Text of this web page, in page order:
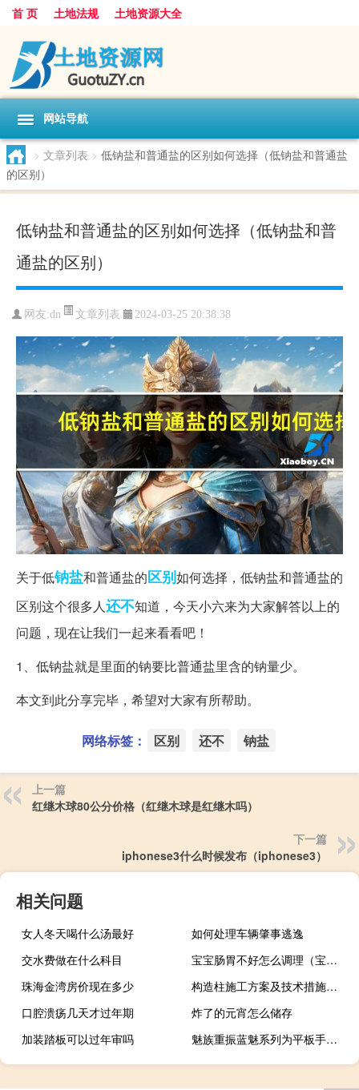
首 页 土地法规 土地资源大全
网站导航
> 文章列表 > 低钠盐和普通盐的区别如何选择（低钠盐和普通盐
的区别）
低钠盐和普通盐的区别如何选择（低钠盐和普
通盐的区别）
网友:dn 文章列表 2024-03-25 20:38:38
关于低钠盐和普通盐的区别如何选择，低钠盐和普通盐的
区别这个很多人还不知道，今天小六来为大家解答以上的
问题，现在让我们一起来看看吧！
1、低钠盐就是里面的钠要比普通盐里含的钠量少。
本文到此分享完毕，希望对大家有所帮助。
网络标签： 区别 还不 钠盐
上一篇
红继木球80公分价格（红继木球是红继木吗）
下一篇
iphonese3什么时候发布（iphonese3）
相关问题
女人冬天喝什么汤最好
如何处理车辆肇事逃逸
交水费做在什么科目
宝宝肠胃不好怎么调理（宝宝肠胃不好怎么调理）
珠海金湾房价现在多少
构造柱施工方案及技术措施（构造柱施工工艺流程）
口腔溃疡几天才过年期
炸了的元宵怎么储存
加装踏板可以过年审吗
魅族重振蓝魅系列为平板手表等打造账号